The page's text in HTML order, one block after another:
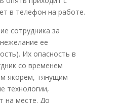
в телефон на работе.
сотрудника за
ее
Их опасность в
со временем
якорем, тянущим
технологии,
на месте. До